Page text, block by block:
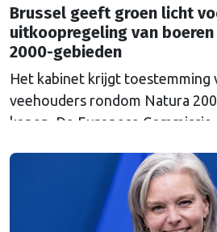
Brussel geeft groen licht
uitkoopregeling van
2000-gebieden
Het kabinet krijgt toestemming
veehouders rondom Natura
kopen. De Europese